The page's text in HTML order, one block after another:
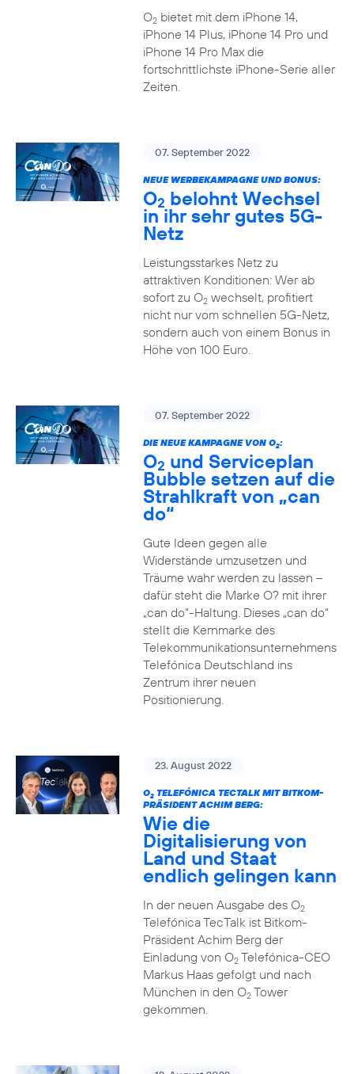
O2bietet mit dem iPhone 14,
iPhone 14 Plus, iPhone 14 Pro und
iPhone 14 Pro Max die
fortschrittlichste iPhone-Serie aller
Zeiten.
07. September 2022
NEUE WERBEKAMPAGNE UND BONUS:
O2 belohnt Wechsel
in ihr sehr gutes 5G-
Netz
Leistungsstarkes Netz zu
attraktiven Konditionen: Wer ab
sofort zu O2wechselt, profitiert
nicht nur vom schnellen 5G-Netz,
sondern auch von einem Bonus in
Höhe von 100 Euro.
07. September 2022
DIE NEUE KAMPAGNE VON O2:
O2 und Serviceplan
Bubble setzen auf die
Strahlkraft von „can
do“
Gute Ideen gegen alle
Widerstände umzusetzen und
Träume wahr werden zu lassen –
dafür steht die Marke O? mit ihrer
„can do“-Haltung. Dieses „can do“
stellt die Kernmarke des
Telekommunikationsunternehmens
Telefónica Deutschland ins
Zentrum ihrer neuen
Positionierung.
23. August 2022
O2TELEFÓNICA TECTALK MIT BITKOM-
PRÄSIDENT ACHIM BERG:
Wie die
Digitalisierung von
Land und Staat
endlich gelingen kann
In der neuen Ausgabe des O2
Telefónica TecTalk ist Bitkom-
Präsident Achim Berg der
Einladung von O2Telefónica-CEO
Markus Haas gefolgt und nach
München in den O2Tower
gekommen.